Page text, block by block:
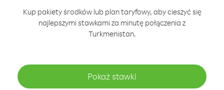
Kup pakiety środków lub plan taryfowy, aby cieszyć się
najlepszymi stawkami za minutę połączenia z
Turkmenistan.
Pokaż stawki